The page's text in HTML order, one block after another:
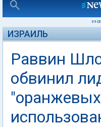
09
ИЗРАИЛЬ
Раввин
обвинил